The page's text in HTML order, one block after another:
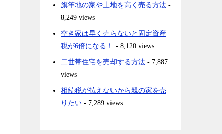
旗竿地の家や土地を高く売る方法 -
8,249 views
空き家は早く売らないと固定資産
税が6倍になる！
- 8,120 views
二世帯住宅を売却する方法 - 7,887
views
相続税が払えないから親の家を売
りたい - 7,289 views